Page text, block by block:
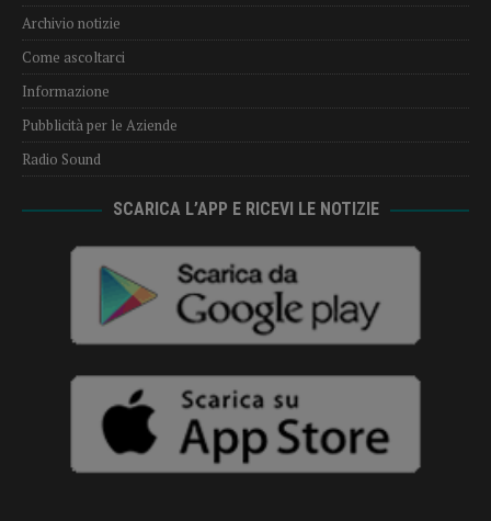
Archivio notizie
Come ascoltarci
Informazione
Pubblicità per le Aziende
Radio Sound
SCARICA L’APP E RICEVI LE NOTIZIE